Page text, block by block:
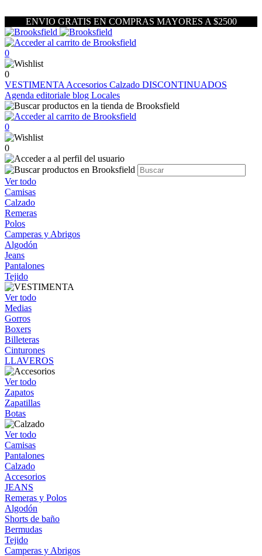
ENVIO GRATIS EN COMPRAS MAYORES A $2500
0
0
VESTIMENTA Accesorios Calzado DISCONTINUADOS
Agenda editoriale blog Locales
0
0
Ver todo
Camisas
Calzado
Remeras
Polos
Camperas y Abrigos
Algodón
Jeans
Pantalones
Tejido
Ver todo
Medias
Gorros
Boxers
Billeteras
Cinturones
LLAVEROS
Ver todo
Zapatos
Zapatillas
Botas
Ver todo
Camisas
Pantalones
Calzado
Accesorios
JEANS
Remeras y Polos
Algodón
Shorts de baño
Bermudas
Tejido
Camperas y Abrigos